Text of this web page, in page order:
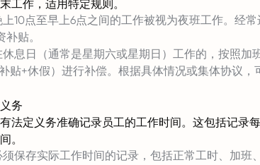
工作，适用特定规则。
10点至早上6点之间的工作被视为夜班工作。经
补贴。
息日（通常是星期六或星期日）工作的，按照加
贴+休假）进行补偿。根据具体情况或集体协议，
务
法定义务准确记录员工的工作时间。这包括记录
。
保存实际工作时间的记录，包括正常工时、加班